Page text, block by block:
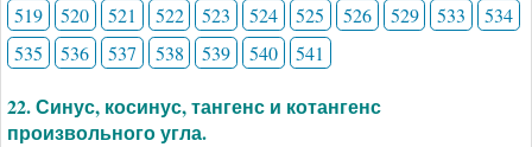
519 520 521 522 523 524 525 526 529 533
534
535
536 537 538 539 540 541
22. Синус, косинус, тангенс и котангенс
произвольного угла.